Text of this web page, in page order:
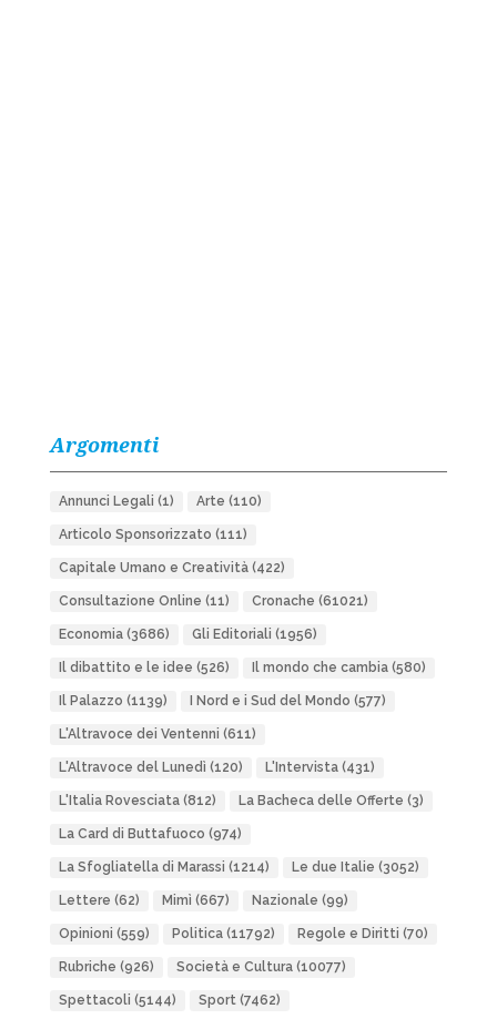
Argomenti
Annunci Legali (1) Arte (110)
Articolo Sponsorizzato (111)
Capitale Umano e Creatività(422)
Consultazione Online (11) Cronache (61021)
Economia(3686) Gli Editoriali (1956)
Il dibattito e le idee (526) Il mondo che cambia(580)
Il Palazzo (1139) I Nord e i Sud del Mondo (577)
L'Altravoce dei Ventenni (611)
L'Altravoce del Lunedì (120) L'Intervista(431)
L'Italia Rovesciata(812) La Bacheca delle Offerte (3)
La Card di Buttafuoco (974)
La Sfogliatella di Marassi (1214) Le due Italie (3052)
Lettere (62) Mimì (667) Nazionale (99)
Opinioni (559) Politica(11792) Regole e Diritti (70)
Rubriche (926) Società e Cultura(10077)
Spettacoli (5144) Sport(7462)